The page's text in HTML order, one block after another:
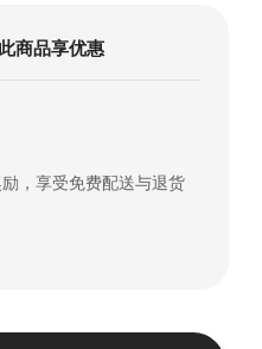
此商品享优惠
，享受免费配送与退货